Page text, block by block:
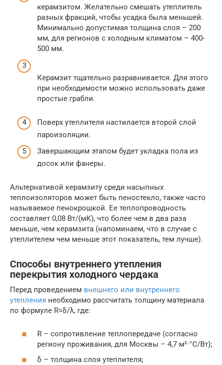
керамзитом. Желательно смешать утеплитель
разных фракций, чтобы усадка была меньшей.
Минимально допустимая толщина слоя – 200
мм, для регионов с холодным климатом – 400-
500 мм.
Керамзит тщательно разравнивается. Для этого
при необходимости можно использовать даже
простые грабли.
Поверх утеплителя настилается второй слой
пароизоляции.
Завершающим этапом будет укладка пола из
досок или фанеры.
Альтернативой керамзиту среди насыпных
теплоизоляторов может быть пеностекло, также часто
называемое пенокрошкой. Ее теплопроводность
составляет 0,08 Вт/(мК), что более чем в два раза
меньше, чем керамзита (напоминаем, что в случае с
утеплителем чем меньше этот показатель, тем лучше).
Способы внутреннего утепления
перекрытия холодного чердака
Перед проведением внешнего или внутреннего
утепления необходимо рассчитать толщину материала
по формуле R=δ/λ, где:
R – сопротивление теплопередаче (согласно
региону проживания, для Москвы – 4,7 м²·°С/Вт);
δ – толщина слоя утеплителя;